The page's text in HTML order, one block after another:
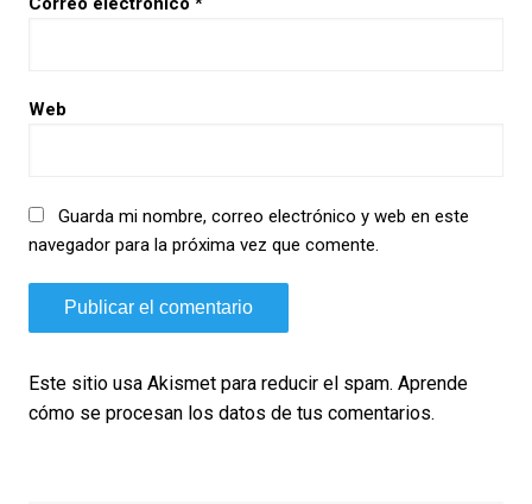
Web
Guarda mi nombre, correo electrónico y web en este
navegador para la próxima vez que comente.
Este sitio usa Akismet para reducir el spam. Aprende
cómo se procesan los datos de tus comentarios.